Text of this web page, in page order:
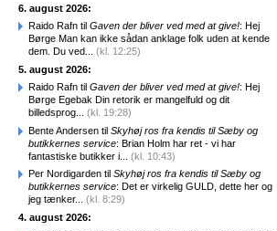
6. august 2026:
Raido Rafn til Gaven der bliver ved med at give!: Hej
Børge Man kan ikke sådan anklage folk uden at kende
dem. Du ved... (kl. 12:25)
5. august 2026:
Raido Rafn til Gaven der bliver ved med at give!: Hej
Børge Egebak Din retorik er mangelfuld og dit
billedsprog... (kl. 19:28)
Bente Andersen til Skyhøj ros fra kendis til Sæby og
butikkernes service: Brian Holm har ret - vi har
fantastiske butikker i... (kl. 10:43)
Per Nordigarden til Skyhøj ros fra kendis til Sæby og
butikkernes service: Det er virkelig GULD, dette her og
jeg tænker... (kl. 8:29)
4. august 2026: